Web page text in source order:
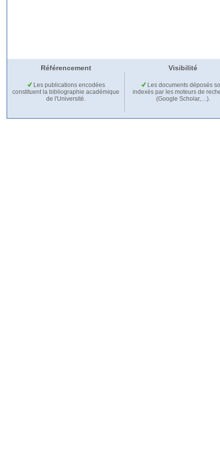
Référencement Visibilité
Les publications encodées
constituent la bibliographie académique
de l'Université.
Les documents déposés
indexés par les moteurs de
(Google Scholar,…).